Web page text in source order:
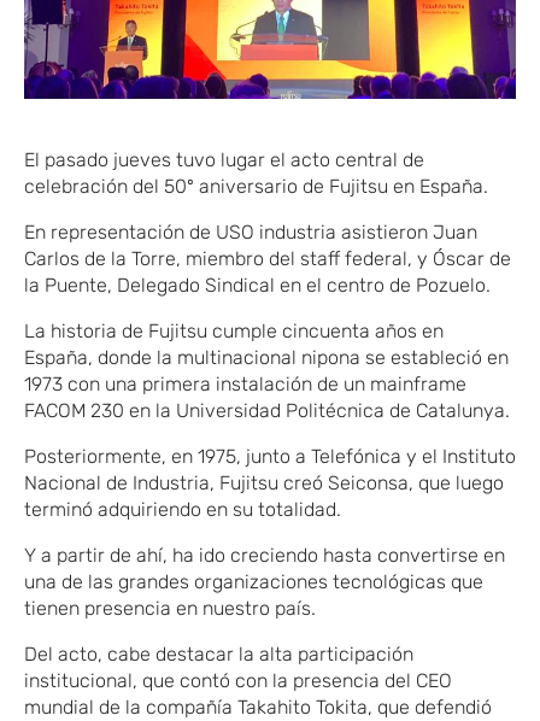
El pasado jueves tuvo lugar el acto central de
celebración del 50º aniversario de Fujitsu en España.
En representación de USO industria asistieron Juan
Carlos de la Torre, miembro del staff federal, y Óscar de
la Puente, Delegado Sindical en el centro de Pozuelo.
La historia de Fujitsu cumple cincuenta años en
España, donde la multinacional nipona se estableció en
1973 con una primera instalación de un mainframe
FACOM 230 en la Universidad Politécnica de Catalunya.
Posteriormente, en 1975, junto a Telefónica y el Instituto
Nacional de Industria, Fujitsu creó Seiconsa, que luego
terminó adquiriendo en su totalidad.
Y a partir de ahí, ha ido creciendo hasta convertirse en
una de las grandes organizaciones tecnológicas que
tienen presencia en nuestro país.
Del acto, cabe destacar la alta participación
institucional, que contó con la presencia del CEO
mundial de la compañía Takahito Tokita, que defendió